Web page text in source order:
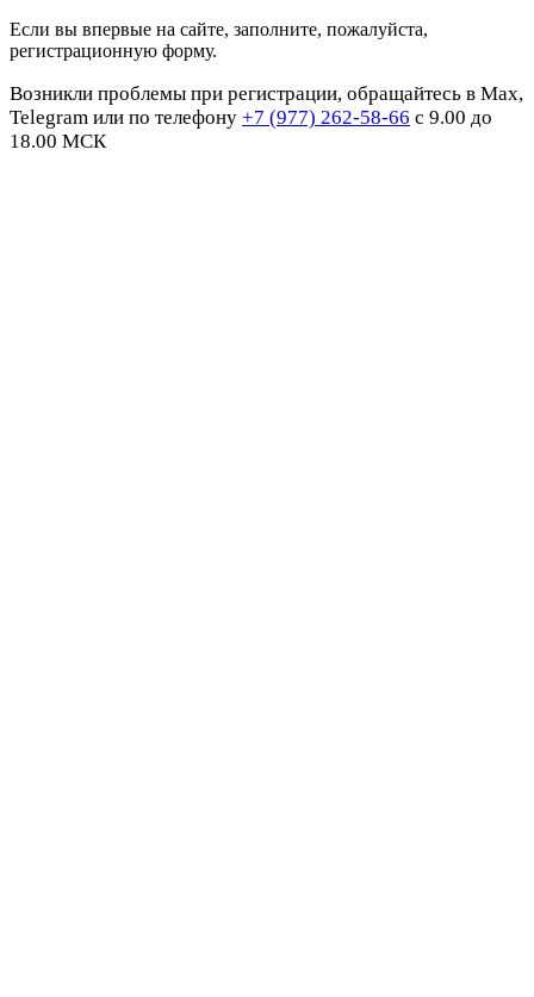
Если вы впервые на сайте, заполните, пожалуйста,
регистрационную форму.
Возникли проблемы при регистрации, обращайтесь в Max,
Telegram или по телефону +7 (977) 262-58-66 с 9.00 до
18.00 МСК